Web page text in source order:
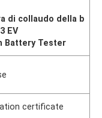
di collaudo della b
EV
Battery Tester
certificate